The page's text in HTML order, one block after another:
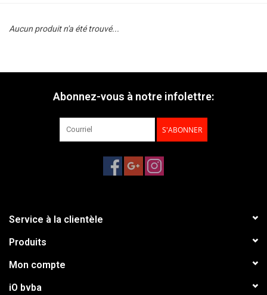
Aucun produit n'a été trouvé...
Abonnez-vous à notre infolettre:
S'ABONNER
Service à la clientèle
Produits
Mon compte
iO bvba